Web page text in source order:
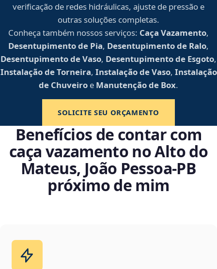
verificação de redes hidráulicas, ajuste de pressão e
outras soluções completas.
Conheça também nossos serviços: Caça Vazamento,
Desentupimento de Pia, Desentupimento de Ralo,
Desentupimento de Vaso, Desentupimento de Esgoto,
Instalação de Torneira, Instalação de Vaso, Instalação
de Chuveiro e Manutenção de Box.
SOLICITE SEU ORÇAMENTO
Benefícios de contar com
caça vazamento no Alto do
Mateus, João Pessoa‑PB
próximo de mim